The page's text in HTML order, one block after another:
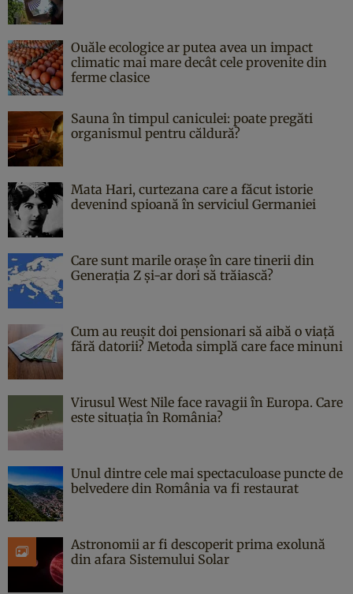
Ouăle ecologice ar putea avea un impact
climatic mai mare decât cele provenite din
ferme clasice
Sauna în timpul caniculei: poate pregăti
organismul pentru căldură?
Mata Hari, curtezana care a făcut istorie
devenind spioană în serviciul Germaniei
Care sunt marile orașe în care tinerii din
Generația Z și-ar dori să trăiască?
Cum au reușit doi pensionari să aibă o viață
fără datorii? Metoda simplă care face minuni
Virusul West Nile face ravagii în Europa. Care
este situația în România?
Unul dintre cele mai spectaculoase puncte de
belvedere din România va fi restaurat
Astronomii ar fi descoperit prima exolună
din afara Sistemului Solar